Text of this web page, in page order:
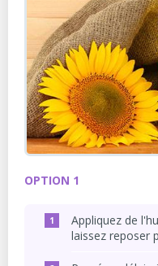
OPTION 1
Appliquez de
laissez reposer